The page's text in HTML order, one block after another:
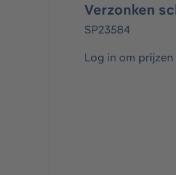
Verzonken
SP23584
Log in om prijzen